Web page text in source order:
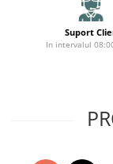
Suport
In intervalul